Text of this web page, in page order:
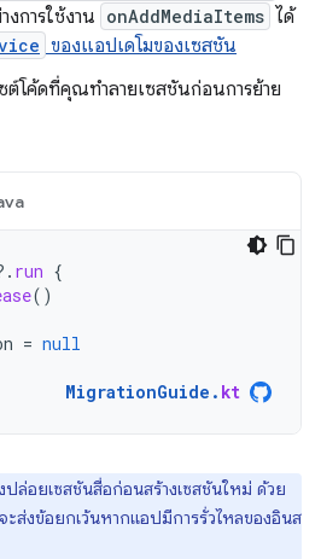
งการใช้งาน onAddMediaItems ได้
ของแอปเดโมของเซสชัน
โค้ดที่คุณทำลายเซสชันก่อนการย้าย
run {
()
= null
MigrationGuide . kt
ล่อยเซสชันสื่อก่อนสร้างเซสชันใหม่ ด้วย
ะส่งข้อยกเว้นหากแอปมีการรั่วไหลของอินส